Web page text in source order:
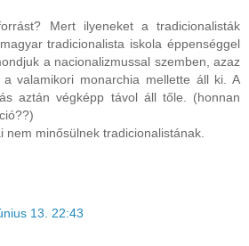
Mert ilyeneket a tradicionalisták
tradicionalista iskola éppenséggel
a nacionalizmussal szemben, azaz
valamikori monarchia mellette áll ki. A
aztán végképp távol áll tőle. (honnan
nem minősülnek tradicionalistának.
13. 22:43